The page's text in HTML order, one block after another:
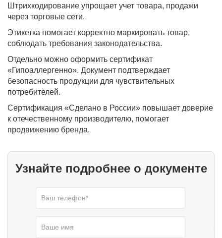
Штрихкодирование упрощает учет товара, продажи
через торговые сети.
Этикетка помогает корректно маркировать товар,
соблюдать требования законодательства.
Отдельно можно оформить сертификат
«Гипоаллергенно». Документ подтверждает
безопасность продукции для чувствительных
потребителей.
Сертификация «Сделано в России» повышает доверие
к отечественному производителю, помогает
продвижению бренда.
Узнайте подробнее о документе